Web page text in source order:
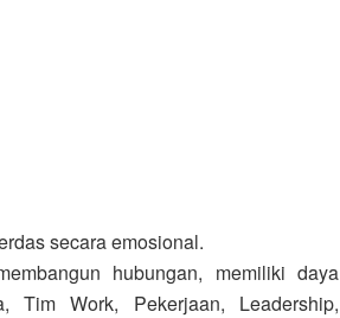
secara emosional.
hubungan, memiliki daya
Tim Work, Pekerjaan, Leadership,